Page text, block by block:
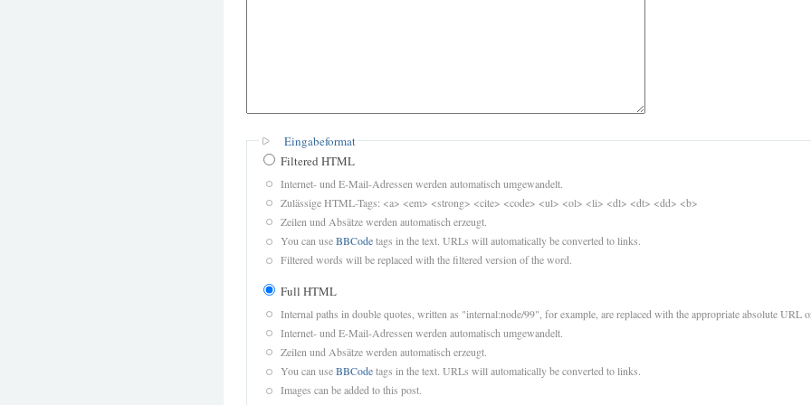
Eingabeformat
Filtered HTML
Internet- und E-Mail-Adressen werden automatisch umgewandelt.
Zulässige HTML-Tags: <a> <em> <strong> <cite> <code> <ul> <ol> <li> <dl> <dt> <dd> <b>
Zeilen und Absätze werden automatisch erzeugt.
You can useBBCodetags in the text. URLs will automatically be converted to links.
Filtered words will be replaced with the filtered version of the word.
Full HTML
Internal paths in double quotes, written as "internal:node/99", for example, are replaced with the appropriate absolute URL
Internet- und E-Mail-Adressen werden automatisch umgewandelt.
Zeilen und Absätze werden automatisch erzeugt.
You can useBBCodetags in the text. URLs will automatically be converted to links.
Images can be added to this post.